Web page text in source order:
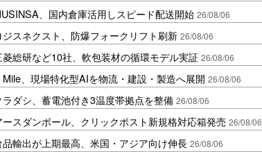
、国内倉庫活用しスピード配送開始 26/08/06
ジスネクスト、防爆フォークリフト刷新 26/08/06
菱総研など10社、軟包装材の循環モデル実証 26/08/06
、現場特化型AIを物流・建設・製造へ展開 26/08/06
ラダシ、蓄電池付き3温度帯拠点を整備 26/08/06
ースダンボール、クリックポスト新規格対応箱発売 26/08/06
品輸出が上期最高、米国・アジア向け伸長 26/08/06